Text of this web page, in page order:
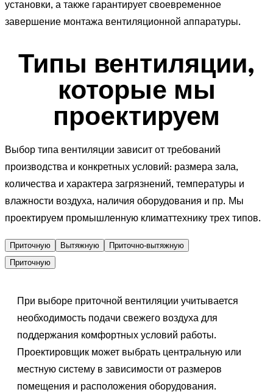
установки, а также гарантирует своевременное
завершение монтажа вентиляционной аппаратуры.
Типы вентиляции,
которые мы
проектируем
Выбор типа вентиляции зависит от требований
производства и конкретных условий: размера зала,
количества и характера загрязнений, температуры и
влажности воздуха, наличия оборудования и пр. Мы
проектируем промышленную климаттехнику трех типов.
Приточную Вытяжную
Приточно-вытяжную
Приточную
При выборе приточной вентиляции учитывается
необходимость подачи свежего воздуха для
поддержания комфортных условий работы.
Проектировщик может выбрать центральную или
местную систему в зависимости от размеров
помещения и расположения оборудования.